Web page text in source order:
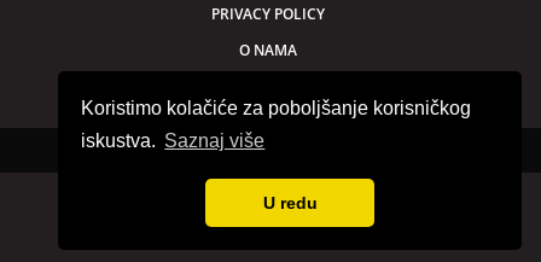
Koristimo kolačiće za poboljšanje korisničkog
iskustva. Saznaj više
U redu
PRIVACY POLICY
O NAMA
Sva prava zadržana © 2026. beogradnocu.com